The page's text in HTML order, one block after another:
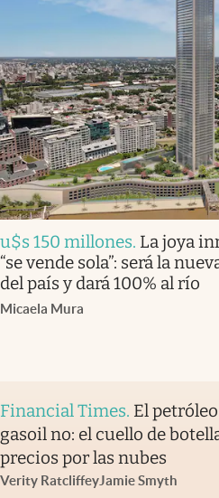
u$s 150 millones. La joya
“se vende sola”: será la
del país y dará 100% al río
Micaela Mura
Financial Times. El
gasoil no: el cuello de
precios por las nubes
Verity RatcliffeyJamie Smyth